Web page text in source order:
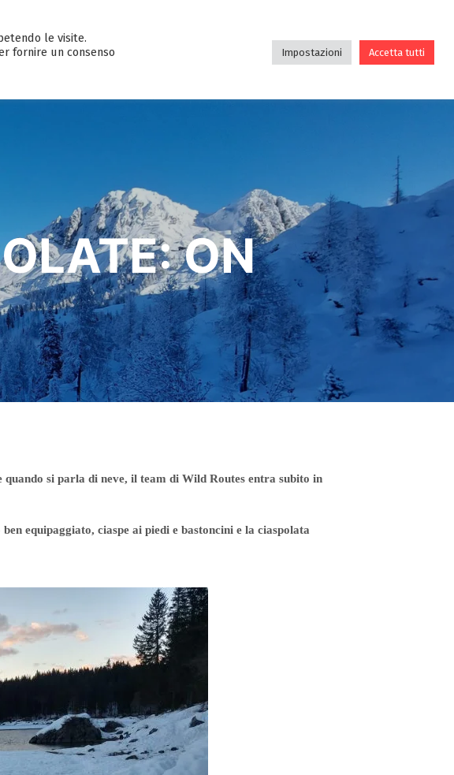
EVENTI GUIDE ASSOCIAZIONE BLOG
ON
si parla di neve, il team di Wild Routes entra subito in
equipaggiato, ciaspe ai piedi e bastoncini e la ciaspolata
le visite.
fornire un consenso
Impostazioni Accetta tutti